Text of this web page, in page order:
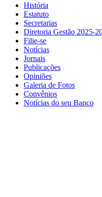
História
Estatuto
Secretarias
Diretoria Gestão 2025-
Filie-se
Notícias
Jornais
Publicações
Opiniões
Galeria de Fotos
Convênios
Notícias do seu Banco